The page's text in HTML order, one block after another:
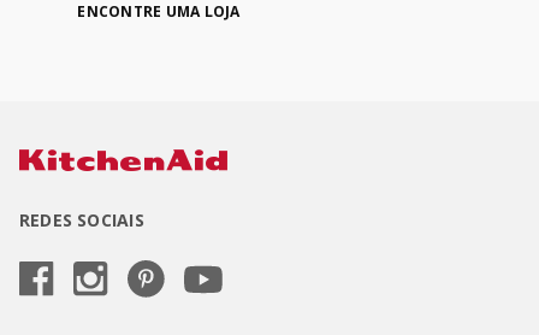
ENCONTRE UMA LOJA
REDES SOCIAIS